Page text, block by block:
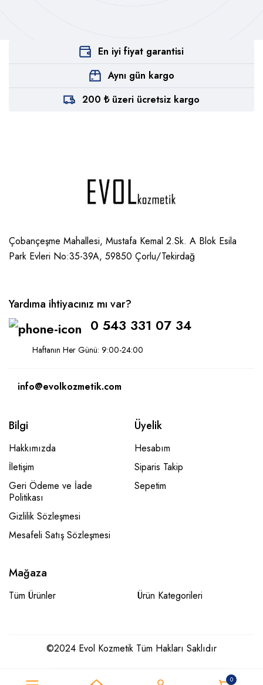
0
En iyi fiyat garantisi
Aynı gün kargo
200 ₺ üzeri ücretsiz kargo
Çobançeşme Mahallesi, Mustafa Kemal 2.Sk. A Blok Esila
Park Evleri No:35-39A, 59850 Çorlu/Tekirdağ
Yardıma ihtiyacınız mı var?
0 543 331 07 34
Haftanın Her Günü: 9:00-24:00
info@evolkozmetik.com
Bilgi
Hakkımızda
İletişim
Geri Ödeme ve İade
Politikası
Gizlilik Sözleşmesi
Mesafeli Satış Sözleşmesi
Üyelik
Hesabım
Siparis Takip
Sepetim
Mağaza
Tüm Ürünler Ürün Kategorileri
©2024 Evol Kozmetik Tüm Hakları Saklıdır